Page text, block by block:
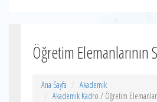
Öğretim Elemanlarının
Ana Sayfa
Akademik
Akademik Kadro / Öğretim